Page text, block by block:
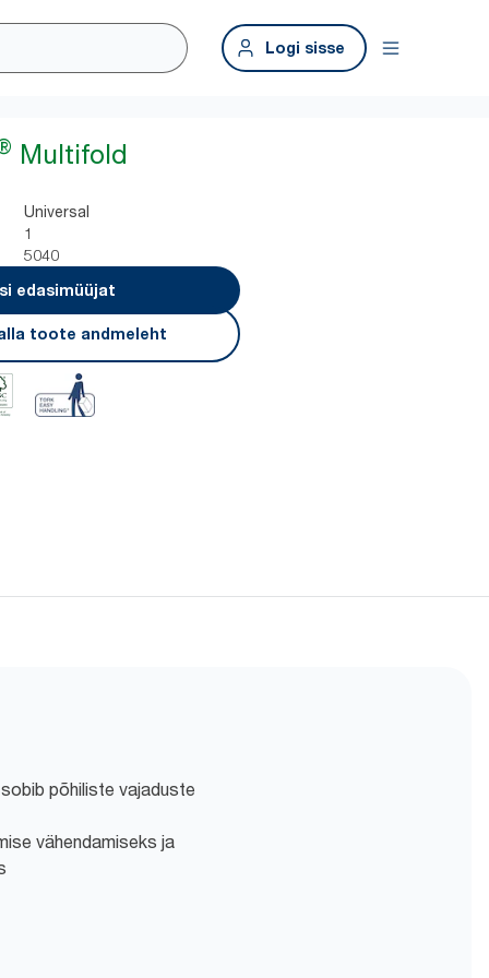
Logi sisse
Multifold
Universal
1
5040
edasimüüjat
toote andmeleht
põhiliste vajaduste
vähendamiseks ja